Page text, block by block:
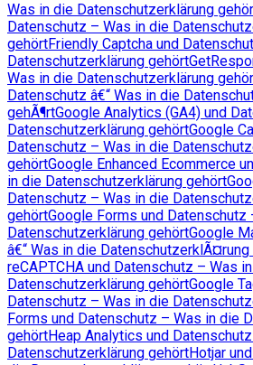
Was in die Datenschutzerklärung
Datenschutz – Was in die
gehörtFriendly Captcha und
Datenschutzerklärung gehört
Was in die Datenschutzerklärung
Datenschutz â€“ Was in die
gehÃ¶rtGoogle Analytics (GA4) und
Datenschutzerklärung gehörtGoogle
Datenschutz – Was in die
gehörtGoogle Enhanced Ecommerce
in die Datenschutzerklärung gehört
Datenschutz – Was in die
gehörtGoogle Forms und Datenschutz
Datenschutzerklärung gehörtGoogle
â€“ Was in die DatenschutzerklÃ¤rung
reCAPTCHA und Datenschutz – Was
Datenschutzerklärung gehörtGoogle
Datenschutz – Was in die
Forms und Datenschutz – Was in die
gehörtHeap Analytics und
Datenschutzerklärung gehörtHotjar